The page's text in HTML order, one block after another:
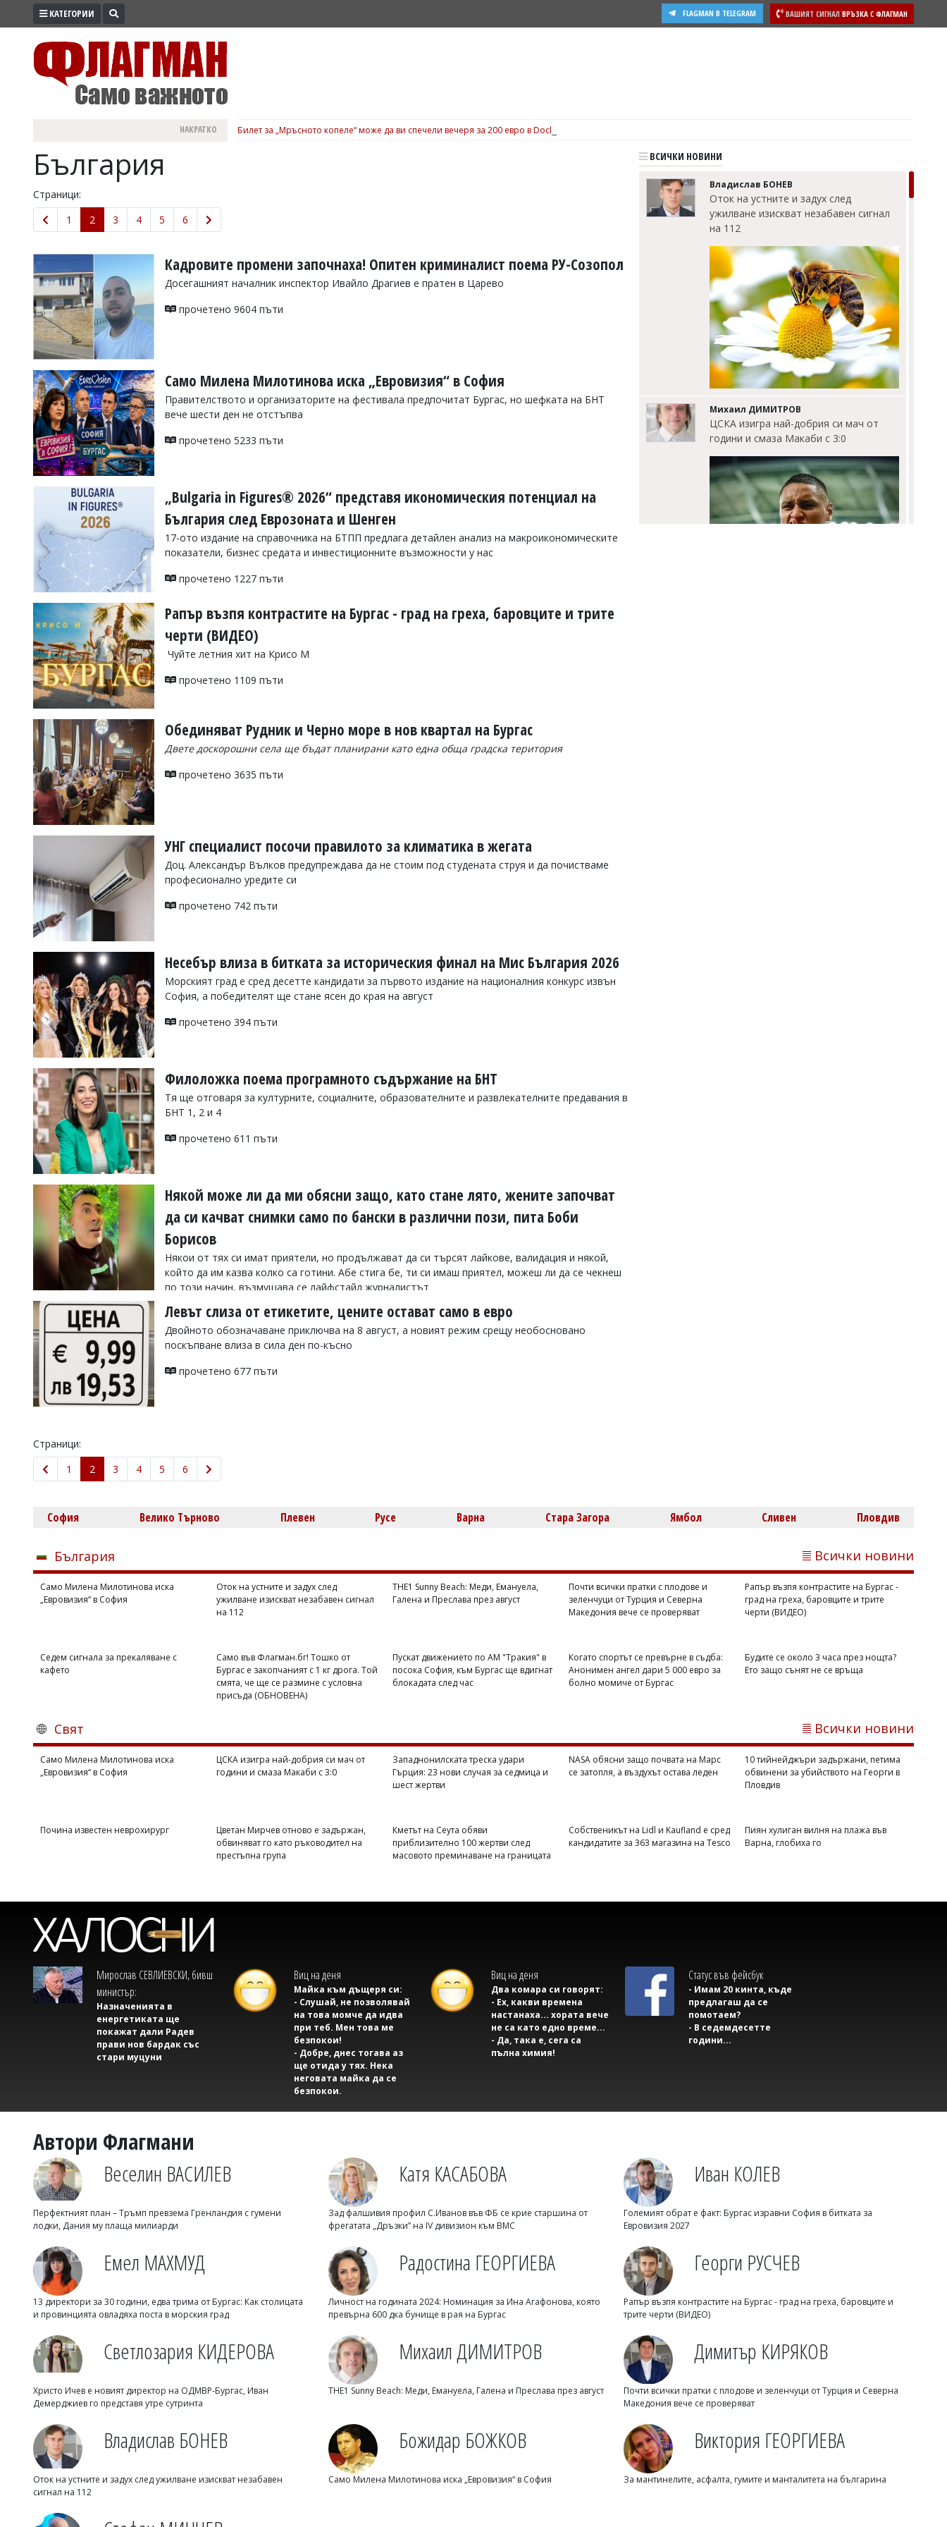
ПРОМО
КУЛТУРА
ЗДРАВЕ
ПОЛИТИКА
ОБЩИНИ
ОБЩЕСТВО
ЛАЙФСТАЙЛ
ВОЙНАТА
УКРАЙНА
СПОРТ
РАЗСЛЕДВАНЕ
БИЗНЕС
Управители:
Веселин
Василев,
v.vasilev@flagman.bg
Касабова,
k.kassabova@flagman.bg
редактор:
office@flagman.bg
Коментарите
статиите
въвеждат
читателите
редакцията
отговорност
откриете
коментар,
сигнализирайте
КАТЕГОРИИ ВАШИЯТ СИГНАЛ ВРЪЗКА С ФЛАГМАН
FLAGMAN В TELEGRAM
НАКРАТКО Билет за „Мръсното копеле“ може да ви спечели вечеря за 200 евро в Dock 5, вижте подробности
България
Страници:
1
2 3 4 5 6
Кадровите промени започнаха! Опитен криминалист поема РУ-Созопол
Досегашният началник инспектор Ивайло Драгиев е пратен в Царево
прочетено 9604 пъти
Само Милена Милотинова иска „Евровизия“ в София
Правителството и организаторите на фестивала предпочитат Бургас, но шефката на БНТ
вече шести ден не отстъпва
прочетено 5233 пъти
„Bulgaria in Figures® 2026“ представя икономическия потенциал на
България след Еврозоната и Шенген
17-ото издание на справочника на БТПП предлага детайлен анализ на макроикономическите
показатели, бизнес средата и инвестиционните възможности у нас
прочетено 1227 пъти
Рапър възпя контрастите на Бургас - град на греха, баровците и трите
черти (ВИДЕО)
Чуйте летния хит на Крисо М
прочетено 1109 пъти
Обединяват Рудник и Черно море в нов квартал на Бургас
Двете доскорошни села ще бъдат планирани като една обща градска територия
прочетено 3635 пъти
УНГ специалист посочи правилото за климатика в жегата
Доц. Александър Вълков предупреждава да не стоим под студената струя и да почистваме
професионално уредите си
прочетено 742 пъти
Несебър влиза в битката за историческия финал на Мис България 2026
Морският град е сред десетте кандидати за първото издание на националния конкурс извън
София, а победителят ще стане ясен до края на август
прочетено 394 пъти
Филоложка поема програмното съдържание на БНТ
Тя ще отговаря за културните, социалните, образователните и развлекателните предавания в
БНТ 1, 2 и 4
прочетено 611 пъти
Някой може ли да ми обясни защо, като стане лято, жените започват
да си качват снимки само по бански в различни пози, пита Боби
Борисов
Някои от тях си имат приятели, но продължават да си търсят лайкове, валидация и някой,
който да им казва колко са готини. Абе стига бе, ти си имаш приятел, можеш ли да се чекнеш
по този начин, възмущава се лайфстайл журналистът
прочетено 807 пъти
Левът слиза от етикетите, цените остават само в евро
Двойното обозначаване приключва на 8 август, а новият режим срещу необосновано
поскъпване влиза в сила ден по-късно
прочетено 677 пъти
Страници:
1
2 3 4 5 6
ВСИЧКИ НОВИНИ
Владислав БОНЕВ
Оток на устните и задух след
ужилване изискват незабавен сигнал
на 112
Михаил ДИМИТРОВ
ЦСКА изигра най-добрия си мач от
години и смаза Макаби с 3:0
Михаил ДИМИТРОВ
NASA обясни защо почвата на Марс
10 тийнейджъри задържани, петима
обвинени за убийството на Георги в
Михаил ДИМИТРОВ
Димитър КИРЯКОВ
Будите се около 3 часа през нощта?
Розов таратор за 6,50 евро разбуни
София Велико Търново Плевен Русе Варна Стара Загора Ямбол Сливен Пловдив
България Всички новини
Само Милена Милотинова иска
„Евровизия“ в София
Оток на устните и задух след
ужилване изискват незабавен сигнал
на 112
THE1 Sunny Beach: Меди, Емануела,
Галена и Преслава през август
Почти всички пратки с плодове и
зеленчуци от Турция и Северна
Македония вече се проверяват
Рапър възпя контрастите на Бургас -
град на греха, баровците и трите
черти (ВИДЕО)
Седем сигнала за прекаляване с
кафето
Само във Флагман.бг! Тошко от
Бургас е закопчаният с 1 кг дрога. Той
смята, че ще се размине с условна
присъда (ОБНОВЕНА)
Пускат движението по АМ "Тракия" в
посока София, към Бургас ще вдигнат
блокадата след час
Когато спортът се превърне в съдба:
Анонимен ангел дари 5 000 евро за
болно момиче от Бургас
Будите се около 3 часа през нощта?
Ето защо сънят не се връща
Свят Всички новини
Само Милена Милотинова иска
„Евровизия“ в София
ЦСКА изигра най-добрия си мач от
години и смаза Макаби с 3:0
Западнонилската треска удари
Гърция: 23 нови случая за седмица и
шест жертви
NASA обясни защо почвата на Марс
се затопля, а въздухът остава леден
10 тийнейджъри задържани, петима
обвинени за убийството на Георги в
Пловдив
Почина известен неврохирург
Цветан Мирчев отново е задържан,
обвиняват го като ръководител на
престъпна група
Кметът на Сеута обяви
приблизително 100 жертви след
масовото преминаване на границата
Собственикът на Lidl и Kaufland е сред
кандидатите за 363 магазина на Tesco
Пиян хулиган вилня на плажа във
Варна, глобиха го
Мирослав СЕВЛИЕВСКИ, бивш
министър:
Назначенията в
енергетиката ще
покажат дали Радев
прави нов бардак със
стари муцуни
Виц на деня
Майка към дъщеря си:
- Слушай, не позволявай
на това момче да идва
при теб. Мен това ме
безпокои!
- Добре, днес тогава аз
ще отида у тях. Нека
неговата майка да се
безпокои.
Виц на деня
Два комара си говорят:
- Ех, какви времена
настанаха... хората вече
не са като едно време...
- Да, така е, сега са
пълна химия!
Статус във фейсбук
- Имам 20 кинта, къде
предлагаш да се
помотаем?
- В седемдесетте
години...
Автори Флагмани
Веселин ВАСИЛЕВ
Перфектният план – Тръмп превзема Гренландия с гумени
лодки, Дания му плаща милиарди
Катя КАСАБОВА
Зад фалшивия профил С.Иванов във ФБ се крие старшина от
фрегатата „Дръзки” на IV дивизион към ВМС
Иван КОЛЕВ
Големият обрат е факт: Бургас изравни София в битката за
Евровизия 2027
Емел МАХМУД
13 директори за 30 години, едва трима от Бургас: Как столицата
и провинцията овладяха поста в морския град
Радостина ГЕОРГИЕВА
Личност на годината 2024: Номинация за Ина Агафонова, която
превърна 600 дка бунище в рая на Бургас
Георги РУСЧЕВ
Рапър възпя контрастите на Бургас - град на греха, баровците и
трите черти (ВИДЕО)
Светлозария КИДЕРОВА
Христо Ичев е новият директор на ОДМВР-Бургас, Иван
Демерджиев го представя утре сутринта
Михаил ДИМИТРОВ
THE1 Sunny Beach: Меди, Емануела, Галена и Преслава през август
Димитър КИРЯКОВ
Почти всички пратки с плодове и зеленчуци от Турция и Северна
Македония вече се проверяват
Владислав БОНЕВ
Оток на устните и задух след ужилване изискват незабавен
сигнал на 112
Божидар БОЖКОВ
Само Милена Милотинова иска „Евровизия“ в София
Виктория ГЕОРГИЕВА
За мантинелите, асфалта, гумите и манталитета на българина